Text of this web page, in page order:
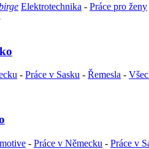
Elektrotechnika - Práce pro ženy
- Práce v Sasku - Řemesla -
- Práce v Německu - Práce v